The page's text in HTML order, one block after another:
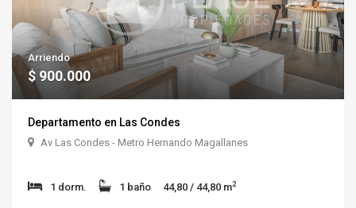
Arriendo
$ 900.000
Departamento en Las Condes
Av Las Condes - Metro Hernando Magallanes
1 dorm. 1 baño 44,80 / 44,80 m2